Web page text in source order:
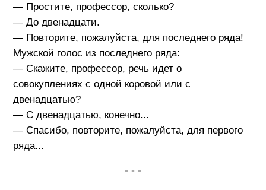
— Простите, профессор, сколько?
— До двенадцати.
— Повторите, пожалуйста, для последнего ряда!
Мужской голос из последнего ряда:
— Скажите, профессор, речь идет о
совокуплениях с одной коровой или с
двенадцатью?
— С двенадцатью, конечно...
— Спасибо, повторите, пожалуйста, для первого
ряда...
• • •